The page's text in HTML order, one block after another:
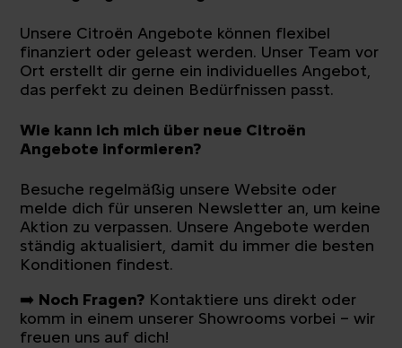
Unsere Citroën Angebote können flexibel
finanziert oder geleast werden. Unser Team vor
Ort erstellt dir gerne ein individuelles Angebot,
das perfekt zu deinen Bedürfnissen passt.
Wie kann ich mich über neue Citroën
Angebote informieren?
Besuche regelmäßig unsere Website oder
melde dich für unseren Newsletter an, um keine
Aktion zu verpassen. Unsere Angebote werden
ständig aktualisiert, damit du immer die besten
Konditionen findest.
➡️ Noch Fragen? Kontaktiere uns direkt oder
komm in einem unserer Showrooms vorbei – wir
freuen uns auf dich!